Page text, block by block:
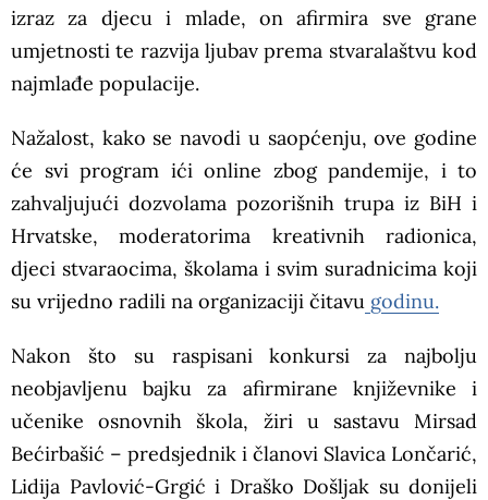
izraz za djecu i mlade, on afirmira sve grane
umjetnosti te razvija ljubav prema stvaralaštvu kod
najmlađe populacije.
Nažalost, kako se navodi u saopćenju, ove godine
će svi program ići online zbog pandemije, i to
zahvaljujući dozvolama pozorišnih trupa iz BiH i
Hrvatske, moderatorima kreativnih radionica,
djeci stvaraocima, školama i svim suradnicima koji
su vrijedno radili na organizaciji čitavu godinu.
Nakon što su raspisani konkursi za najbolju
neobjavljenu bajku za afirmirane književnike i
učenike osnovnih škola, žiri u sastavu Mirsad
Bećirbašić – predsjednik i članovi Slavica Lončarić,
Lidija Pavlović-Grgić i Draško Došljak su donijeli